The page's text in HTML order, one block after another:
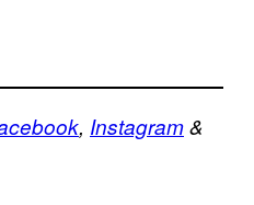
, Instagram&